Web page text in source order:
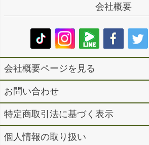
会社概要
会社概要ページを見る
お問い合わせ
特定商取引法に基づく表示
個人情報の取り扱い